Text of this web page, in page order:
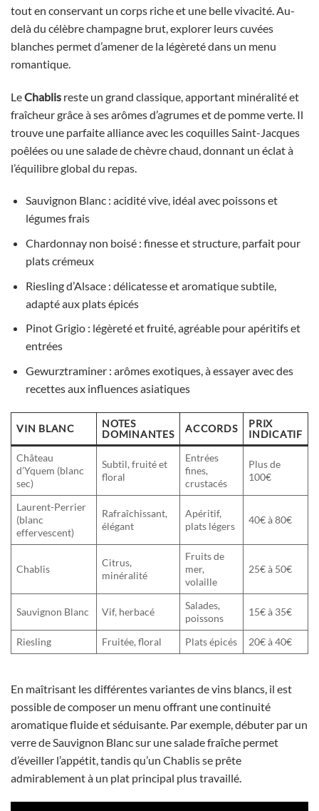
tout en conservant un corps riche et une belle vivacité. Au-
delà du célèbre champagne brut, explorer leurs cuvées
blanches permet d’amener de la légèreté dans un menu
romantique.
LeChablis reste un grand classique, apportant minéralité et
fraîcheur grâce à ses arômes d’agrumes et de pomme verte. Il
trouve une parfaite alliance avec les coquilles Saint-Jacques
poêlées ou une salade de chèvre chaud, donnant un éclat à
l’équilibre global du repas.
Sauvignon Blanc : acidité vive, idéal avec poissons et
légumes frais
Chardonnay non boisé : finesse et structure, parfait pour
plats crémeux
Riesling d’Alsace : délicatesse et aromatique subtile,
adapté aux plats épicés
Pinot Grigio : légèreté et fruité, agréable pour apéritifs et
entrées
Gewurztraminer : arômes exotiques, à essayer avec des
recettes aux influences asiatiques
VIN BLANC
NOTES
DOMINANTES
ACCORDS
PRIX
INDICATIF
Château
d’Yquem (blanc
sec)
Subtil, fruité et
floral
Entrées
fines,
crustacés
Plus de
100€
Laurent-Perrier
(blanc
effervescent)
Rafraîchissant,
élégant
Apéritif,
plats légers
40€ à 80€
Chablis
Citrus,
minéralité
Fruits de
mer,
volaille
25€ à 50€
Sauvignon Blanc Vif, herbacé
Salades,
poissons
15€ à 35€
Riesling Fruitée, floral Plats épicés 20€ à 40€
En maîtrisant les différentes variantes de vins blancs, il est
possible de composer un menu offrant une continuité
aromatique fluide et séduisante. Par exemple, débuter par un
verre de Sauvignon Blanc sur une salade fraîche permet
d’éveiller l’appétit, tandis qu’un Chablis se prête
admirablement à un plat principal plus travaillé.